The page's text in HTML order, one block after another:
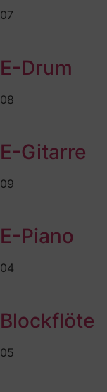
07
E-Drum
08
E-Gitarre
09
E-Piano
04
Blockflöte
05